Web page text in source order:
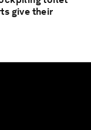
give their